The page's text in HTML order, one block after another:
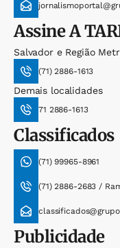
AssineA
Salvador e Região
(71) 2886-1613
Demais localidades
71 2886-1613
Classificados
(71) 99965-8961
(71) 2886-2683 /
Publicidade